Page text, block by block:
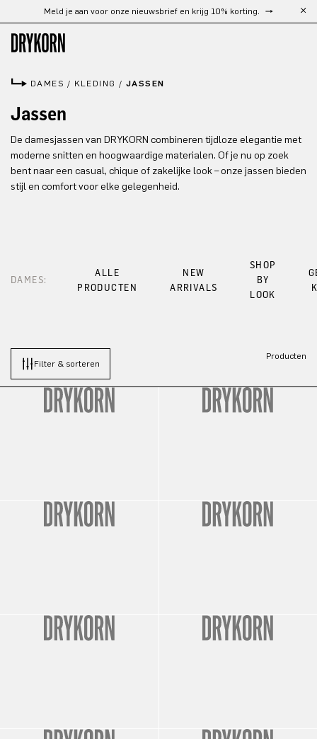
Ga naar de hoofdinhoud
Meld je aan voor onze nieuwsbrief en krijg 10% korting.
DAMES / KLEDING / JASSEN
Jassen
De damesjassen van DRYKORN combineren tijdloze elegantie met
moderne snitten en hoogwaardige materialen. Of je nu op zoek
bent naar een casual, chique of zakelijke look – onze jassen bieden
stijl en comfort voor elke gelegenheid.
DAMES:
ALLE
PRODUCTEN
NEW
ARRIVALS
SHOP
BY
LOOK
Filter & sorteren
Producten